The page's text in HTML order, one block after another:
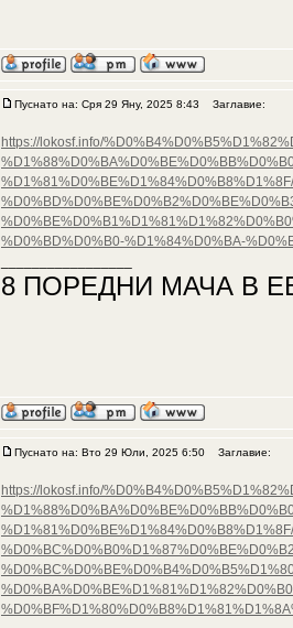
Пуснато на: Сря 29 Яну, 2025 8:43 Заглавие:
https://lokosf.info/
%D0%BD%D0%B0-%D1%84%D0%BA-
8 ПОРЕДНИ МАЧА В
Пуснато на: Вто 29 Юли, 2025 6:50 Заглавие:
https://lokosf.info/